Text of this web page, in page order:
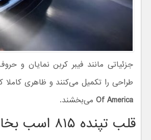
طراحی را تکمیل می‌کنند و ظاهری کاملا
Of America می‌بخشند.
قلب تپنده ۸۱۵ اسب بخاری و عملکرد بی‌نظیر